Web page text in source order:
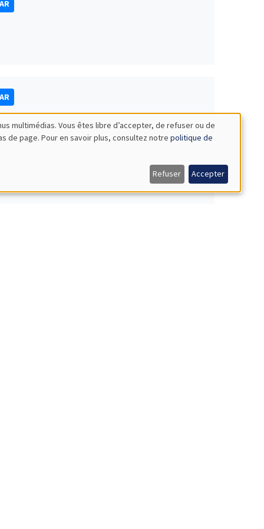
multimédias. Vous êtes libre d’accepter, de refuser ou de
de page. Pour en savoir plus, consultez notre politique de
Refuser Accepter